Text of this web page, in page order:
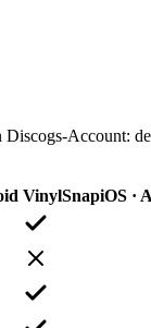
Account:
VinylSnapiOS ·